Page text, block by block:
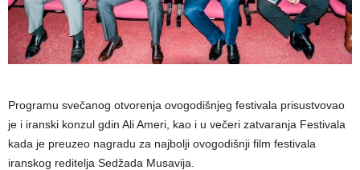
Programu svečanog otvorenja ovogodišnjeg festivala prisustvovao
je i iranski konzul gdin Ali Ameri, kao i u večeri zatvaranja Festivala
kada je preuzeo nagradu za najbolji ovogodišnji film festivala
iranskog reditelja Sedžada Musavija.